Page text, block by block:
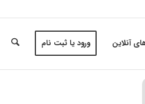
آنلاین ورود یا ثبت نام